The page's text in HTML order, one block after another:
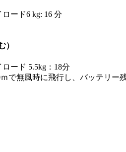
ード6 kg: 16 分
）
ード 5.5kg：18分
で無風時に飛行し、バッテリー